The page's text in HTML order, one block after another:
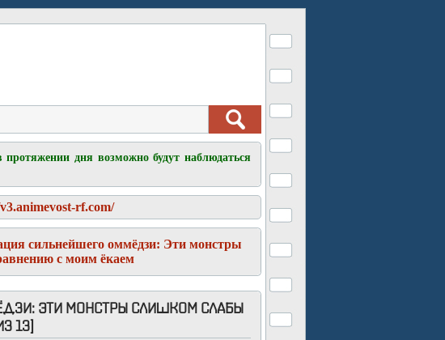
протяжении дня возможно будут наблюдаться
rf.com/
сильнейшего оммёдзи: Эти монстры
с моим ёкаем
ЭТИ МОНСТРЫ СЛИШКОМ СЛАБЫ
13]